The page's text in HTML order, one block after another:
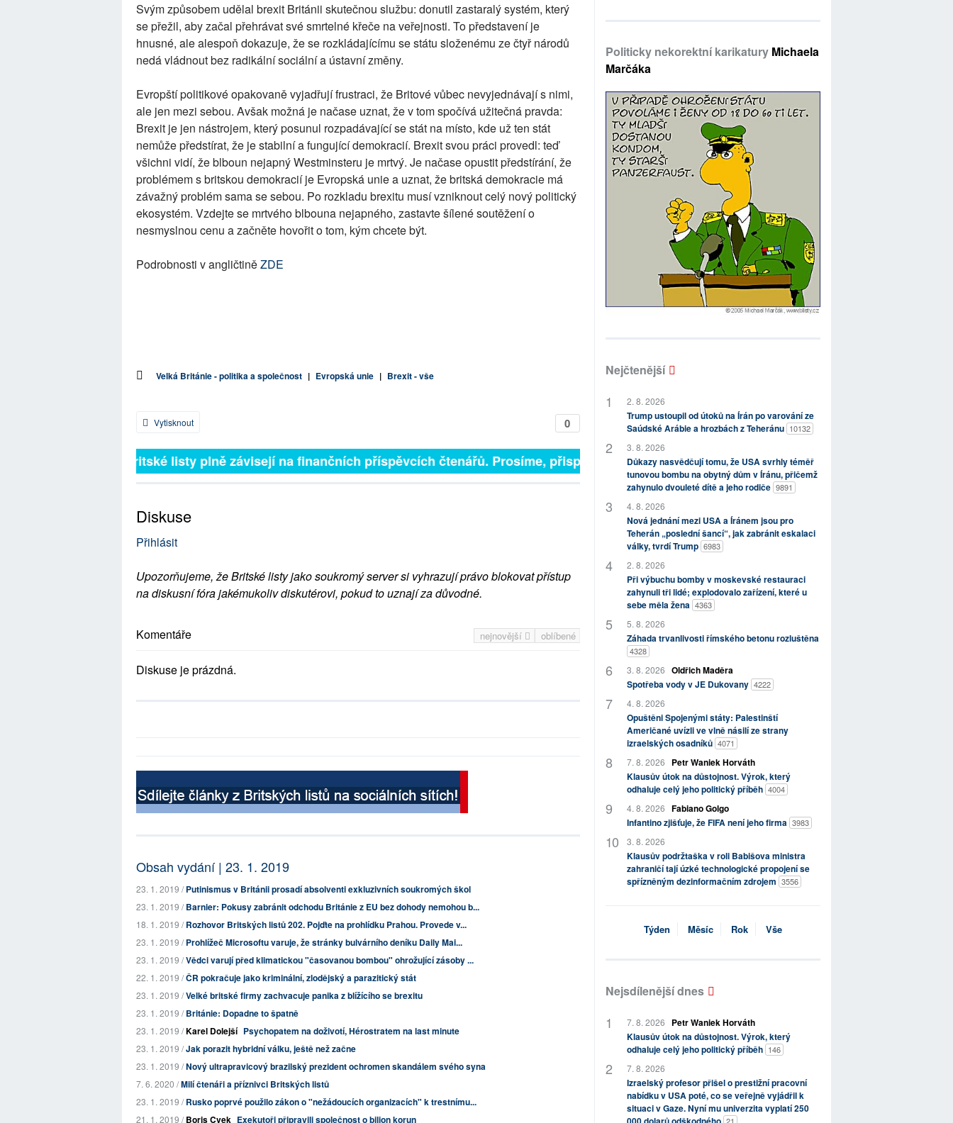
Svým způsobem udělal brexit Británii skutečnou službu: donutil zastaralý systém, který
se přežil, aby začal přehrávat své smrtelné křeče na veřejnosti. To představení je
hnusné, ale alespoň dokazuje, že se rozkládajícímu se státu složenému ze čtyř národů
nedá vládnout bez radikální sociální a ústavní změny.
Evropští politikové opakovaně vyjadřují frustraci, že Britové vůbec nevyjednávají s nimi,
ale jen mezi sebou. Avšak možná je načase uznat, že v tom spočívá užitečná pravda:
Brexit je jen nástrojem, který posunul rozpadávající se stát na místo, kde už ten stát
nemůže předstírat, že je stabilní a fungující demokracií. Brexit svou práci provedl: teď
všichni vidí, že blboun nejapný Westminsteru je mrtvý. Je načase opustit předstírání, že
problémem s britskou demokracií je Evropská unie a uznat, že britská demokracie má
závažný problém sama se sebou. Po rozkladu brexitu musí vzniknout celý nový politický
ekosystém. Vzdejte se mrtvého blbouna nejapného, zastavte šílené soutěžení o
nesmyslnou cenu a začněte hovořit o tom, kým chcete být.
Podrobnosti v angličtiněZDE
Velká Británie - politika a společnost | Evropská unie | Brexit - vše
0
Vytisknout
Britské listy plně závisejí na finančních příspěvcích čtenářů. Prosíme, přispějte. ➥
Diskuse
Přihlásit
Upozorňujeme, že Britské listy jako soukromý server si vyhrazují právo blokovat přístup
na diskusní fóra jakémukoliv diskutérovi, pokud to uznají za důvodné.
nejnovější oblíbené
Komentáře
Diskuse je prázdná.
Obsah vydání | 23. 1. 2019
23. 1. 2019 /Putinismus v Británii prosadí absolventi exkluzivních soukromých škol
23. 1. 2019 /Barnier: Pokusy zabránit odchodu Británie z EU bez dohody nemohou b...
18. 1. 2019 /Rozhovor Britských listů 202. Pojďte na prohlídku Prahou. Provede v...
23. 1. 2019 /Prohlížeč Microsoftu varuje, že stránky bulvárního deníku Daily Mai...
23. 1. 2019 /Vědci varují před klimatickou "časovanou bombou" ohrožující zásoby ...
22. 1. 2019 /ČR pokračuje jako kriminální, zlodějský a parazitický stát
23. 1. 2019 /Velké britské firmy zachvacuje panika z blížícího se brexitu
23. 1. 2019 /Británie: Dopadne to špatně
23. 1. 2019 /Karel Dolejší Psychopatem na doživotí, Hérostratem na last minute
23. 1. 2019 /Jak porazit hybridní válku, ještě než začne
23. 1. 2019 /Nový ultrapravicový brazilský prezident ochromen skandálem svého syna
7. 6. 2020 /Milí čtenáři a příznivci Britských listů
23. 1. 2019 /Rusko poprvé použilo zákon o "nežádoucích organizacích" k trestnímu...
21. 1. 2019 /Boris Cvek Exekutoři připravili společnost o bilion korun
Politicky nekorektní karikatury Michaela
Marčáka
Nejčtenější
2. 8. 2026
Trump ustoupil od útoků na Írán po varování ze
Saúdské Arábie a hrozbách z Teheránu 10132
3. 8. 2026
Důkazy nasvědčují tomu, že USA svrhly téměř
tunovou bombu na obytný dům v Íránu, přičemž
zahynulo dvouleté dítě a jeho rodiče 9891
4. 8. 2026
Nová jednání mezi USA a Íránem jsou pro
Teherán „poslední šancí“, jak zabránit eskalaci
války, tvrdí Trump 6983
2. 8. 2026
Při výbuchu bomby v moskevské restauraci
zahynuli tři lidé; explodovalo zařízení, které u
sebe měla žena 4363
5. 8. 2026
Záhada trvanlivosti římského betonu rozluštěna
4328
3. 8. 2026 Oldřich Maděra
Spotřeba vody v JE Dukovany 4222
4. 8. 2026
Opuštěni Spojenými státy: Palestinští
Američané uvízli ve vlně násilí ze strany
izraelských osadníků 4071
7. 8. 2026
Petr Waniek Horváth
Klausův útok na důstojnost. Výrok, který
odhaluje celý jeho politický příběh 4004
4. 8. 2026 Fabiano Golgo
Infantino zjišťuje, že FIFA není jeho firma 3983
3. 8. 2026
Klausův podržtaška v roli Babišova ministra
zahraničí tají úzké technologické propojení se
spřízněným dezinformačním zdrojem 3556
Týden Měsíc Rok Vše
Nejsdílenější dnes
7. 8. 2026
Petr Waniek Horváth
Klausův útok na důstojnost. Výrok, který
odhaluje celý jeho politický příběh 146
7. 8. 2026
Izraelský profesor přišel o prestižní pracovní
nabídku v USA poté, co se veřejně vyjádřil k
situaci v Gaze. Nyní mu univerzita vyplatí 250
21